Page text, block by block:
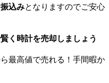
込みとなりますのでご安心
く時計を売却しましょう
最高値で売れる！手間暇か